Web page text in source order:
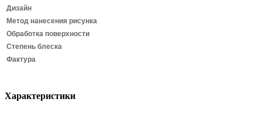
Дизайн
Метод нанесения рисунка
Обработка поверхности
Степень блеска
Фактура
Характеристики